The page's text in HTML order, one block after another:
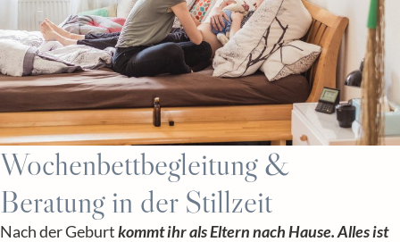
Wochenbett­begleitung &
Beratung in der Stillzeit
Nach der Geburtkommt ihr als Eltern nach Hause.Alles ist